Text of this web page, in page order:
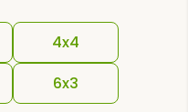
4x4
6x3